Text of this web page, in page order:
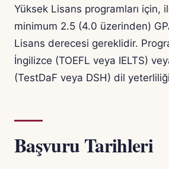
Yüksek Lisans programları için,
minimum 2.5 (4.0 üzerinden)
Lisans derecesi gereklidir.
İngilizce (TOEFL veya IELTS)
(TestDaF veya DSH) dil
Başvuru Tarihleri